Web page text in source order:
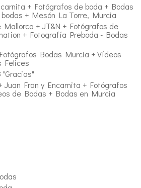
+ Fotógrafos de boda + Bodas
+ Mesón La Torre, Murcia
+ JT&N + Fotógrafos de
+ Fotografía Preboda - Bodas
Fotógrafos Bodas Murcia + Vídeos
Felices
"Gracias"
Juan Fran y Encarnita + Fotógrafos
de Bodas + Bodas en Murcia